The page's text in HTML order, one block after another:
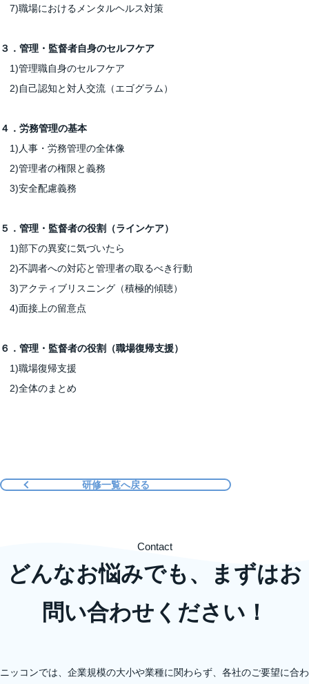
7)職場におけるメンタルヘルス対策
３．管理・監督者自身のセルフケア
1)管理職自身のセルフケア
2)自己認知と対人交流（エゴグラム）
４．労務管理の基本
1)人事・労務管理の全体像
2)管理者の権限と義務
3)安全配慮義務
５．管理・監督者の役割（ラインケア）
1)部下の異変に気づいたら
2)不調者への対応と管理者の取るべき行動
3)アクティブリスニング（積極的傾聴）
4)面接上の留意点
６．管理・監督者の役割（職場復帰支援）
1)職場復帰支援
2)全体のまとめ
研修一覧へ戻る
どんなお悩みでも、まずはお
問い合わせください！
Contact
ニッコンでは、企業規模の大小や業種に関わらず、各社のご要望に合わ